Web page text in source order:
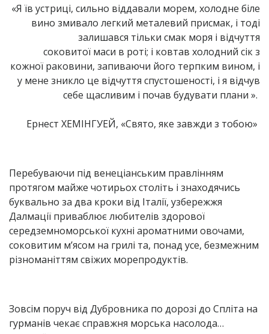
«Я їв устриці, сильно віддавали морем, холодне біле
вино змивало легкий металевий присмак, і тоді
залишався тільки смак моря і відчуття
соковитої маси в роті; і ковтав холодний сік з
кожної раковини, запиваючи його терпким вином, і
у мене зникло це відчуття спустошеності, і я відчув
себе щасливим і почав будувати плани ».
Ернест ХЕМІНГУЕЙ, «Свято, яке завжди з тобою»
Перебуваючи під венеціанським правлінням
протягом майже чотирьох століть і знаходячись
буквально за два кроки від Італії, узбережжя
Далмації приваблює любителів здорової
середземноморської кухні ароматними овочами,
соковитим м’ясом на грилі та, понад усе, безмежним
різноманіттям свіжих морепродуктів.
Зовсім поруч від Дубровника по дорозі до Спліта на
гурманів чекає справжня морська насолода…